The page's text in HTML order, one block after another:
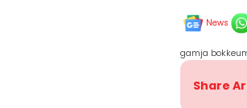
News
gamja
Share